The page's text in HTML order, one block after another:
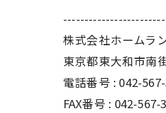
株式会社ホームラ
東京都東大和市南
電話番号 : 042-
FAX番号 : 042-567-